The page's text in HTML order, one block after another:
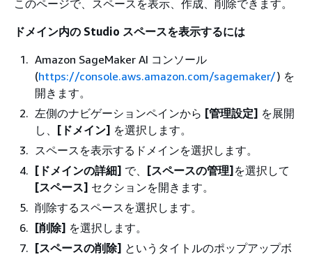
このページで、スペースを表示、作成、削除できます。
ドメイン内の Studio スペースを表示するには
Amazon SageMaker AI コンソール
(https://console.aws.amazon.com/sagemaker/) を
開きます。
左側のナビゲーションペインから [管理設定‭] を展開
し、
[ドメイン] を選択します。
スペースを表示するドメインを選択します。
[ドメインの詳細] で、 [スペースの管理] を選択して
[スペース] セクションを開きます。
削除するスペースを選択します。
[削除] を選択します。
[スペースの削除] というタイトルのポップアップボ